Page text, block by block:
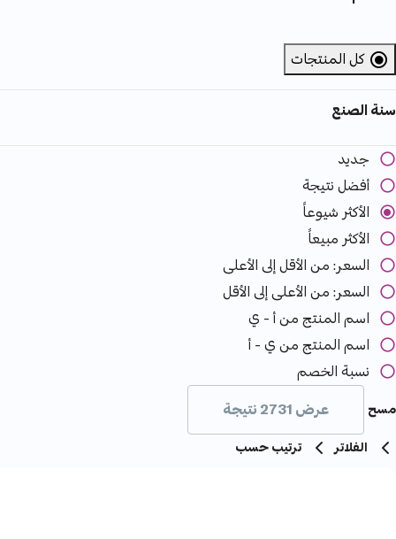
كل المنتجات
سنة الصنع
جديد
أفضل نتيجة
الأكثر شيوعاً
الأكثر مبيعاً
السعر: من الأقل إلى الأعلى
السعر: من الأعلى إلى الأقل
اسم المنتج من أ - ي
اسم المنتج من ي - أ
نسبة الخصم
عرض 2731 نتيجة
مسح
الفلاتر
ترتيب حسب